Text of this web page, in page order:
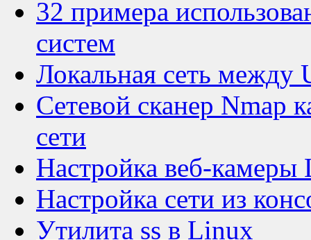
32 примера
систем
Локальная сеть
Сетевой сканер Nmap
сети
Настройка веб-камеры
Настройка сети из
Утилита ss в Linux